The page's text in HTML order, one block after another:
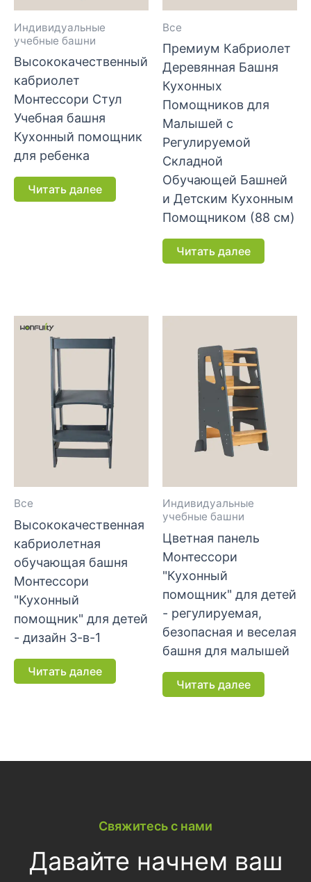
Индивидуальные
учебные башни
Высококачественный
кабриолет
Монтессори Стул
Учебная башня
Кухонный помощник
для ребенка
Читать далее
Все
Премиум Кабриолет
Деревянная Башня
Кухонных
Помощников для
Малышей с
Регулируемой
Складной
Обучающей Башней
и Детским Кухонным
Помощником (88 см)
Читать далее
Все
Высококачественная
кабриолетная
обучающая башня
Монтессори
"Кухонный
помощник" для детей
- дизайн 3-в-1
Читать далее
Индивидуальные
учебные башни
Цветная панель
Монтессори
"Кухонный
помощник" для детей
- регулируемая,
безопасная и веселая
башня для малышей
Читать далее
Свяжитесь с нами
Давайте начнем ваш